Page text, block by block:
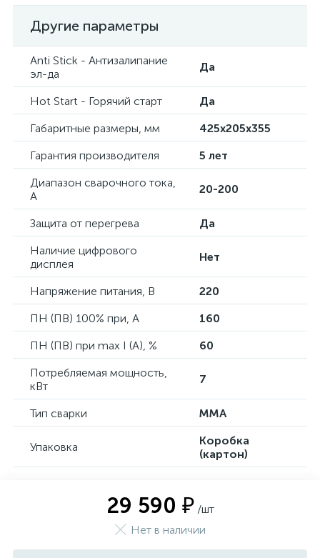
Другие параметры
Anti Stick - Антизалипание
эл-да
Да
Hot Start - Горячий старт
Да
Габаритные размеры, мм
425х205х355
Гарантия производителя
5 лет
Диапазон сварочного тока,
А
20-200
Защита от перегрева
Да
Наличие цифрового
дисплея
Нет
Напряжение питания, В
220
ПН (ПВ) 100% при, А
160
ПН (ПВ) при max I (A), %
60
Потребляемая мощность,
кВт
7
Тип сварки MMA
Упаковка
Коробка
(картон)
29 590 ₽ /шт
Нет в наличии